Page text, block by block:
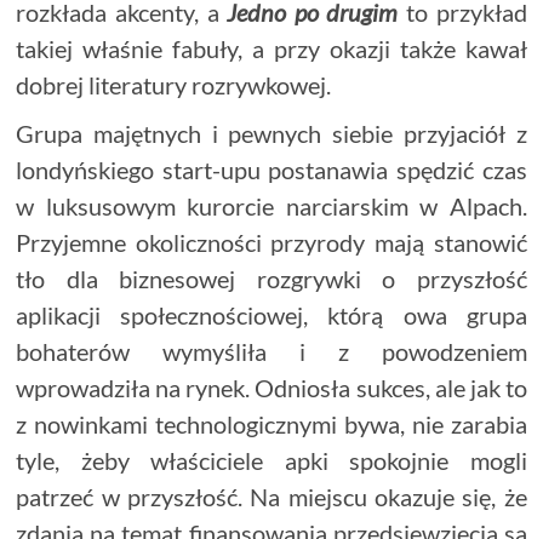
rozkłada akcenty, aJedno po drugim to przykład
takiej właśnie fabuły, a przy okazji także kawał
dobrej literatury rozrywkowej.
Grupa majętnych i pewnych siebie przyjaciół z
londyńskiego start-upu postanawia spędzić czas
w luksusowym kurorcie narciarskim w Alpach.
Przyjemne okoliczności przyrody mają stanowić
tło dla biznesowej rozgrywki o przyszłość
aplikacji społecznościowej, którą owa grupa
bohaterów wymyśliła i z powodzeniem
wprowadziła na rynek. Odniosła sukces, ale jak to
z nowinkami technologicznymi bywa, nie zarabia
tyle, żeby właściciele apki spokojnie mogli
patrzeć w przyszłość. Na miejscu okazuje się, że